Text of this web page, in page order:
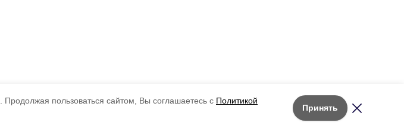
Продолжая пользоваться сайтом, Вы соглашаетесь с Политикой
Принять
Лента новостей